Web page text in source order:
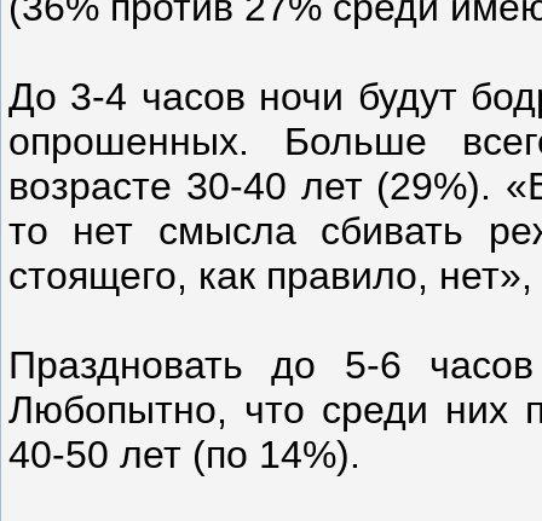
До 3-4 часов ночи будут
опрошенных. Больше
возрасте 30-40 лет (29%).
то нет смысла сбивать
стоящего, как правило,
Праздновать до 5-6
Любопытно, что среди них
40-50 лет (по 14%).